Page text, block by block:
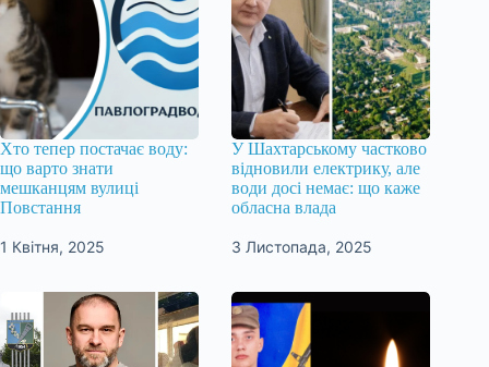
Хто тепер постачає воду:
що варто знати
мешканцям вулиці
Повстання
1 Квітня, 2025
У Шахтарському частково
відновили електрику, але
води досі немає: що каже
обласна влада
3 Листопада, 2025